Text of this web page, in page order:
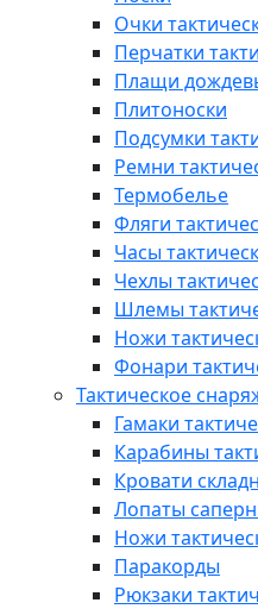
Очки
Перчатки
Плащи
Плитоноски
Подсумки
Ремни
Термобелье
Фляги
Часы
Чехлы
Шлемы
Ножи
Фонари
Тактическое
Гамаки
Карабины
Кровати
Лопаты
Ножи
Паракорды
Рюкзаки